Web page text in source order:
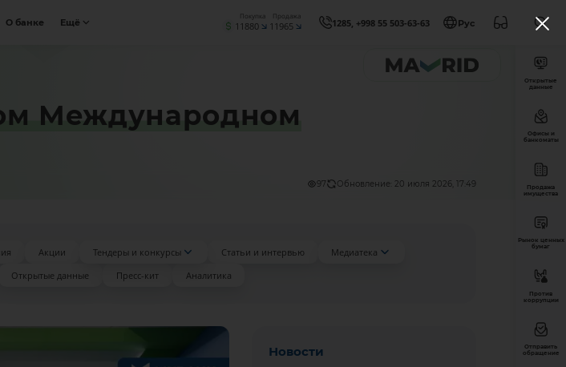
О банке Ещё
Покупка
11880
Продажа
11965 1285, +998 55 503-63-63 Рус
Международном
97 Обновление: 20 июля 2026, 17:49
Акции Тендеры и конкурсы Статьи и интервью
Медиатека
Открытые данные Пресс-кит Аналитика
Новости
Открытые
данные
Офисы и
банкоматы
Продажа
имущества
Рынок ценных
бумаг
Против
коррупции
Отправить
обращение